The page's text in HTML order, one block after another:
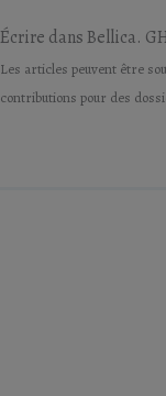
Écrire dans Bellica.
Les articles peuvent être
contributions pour des